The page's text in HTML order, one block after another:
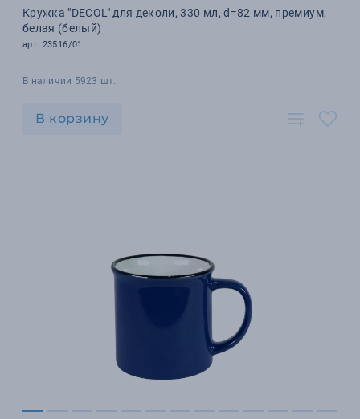
Кружка "DECOL" для деколи, 330 мл, d=82 мм, премиум,
белая (белый)
арт. 23516/01
В наличии 5923 шт.
В корзину